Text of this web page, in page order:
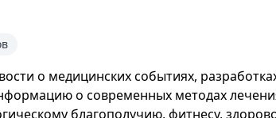
о медицинских событиях,
о современных методах
благополучию, фитнесу,